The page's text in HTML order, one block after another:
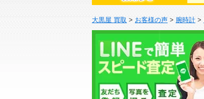
大黒屋 買取 > お客様の声 > 腕時計 >